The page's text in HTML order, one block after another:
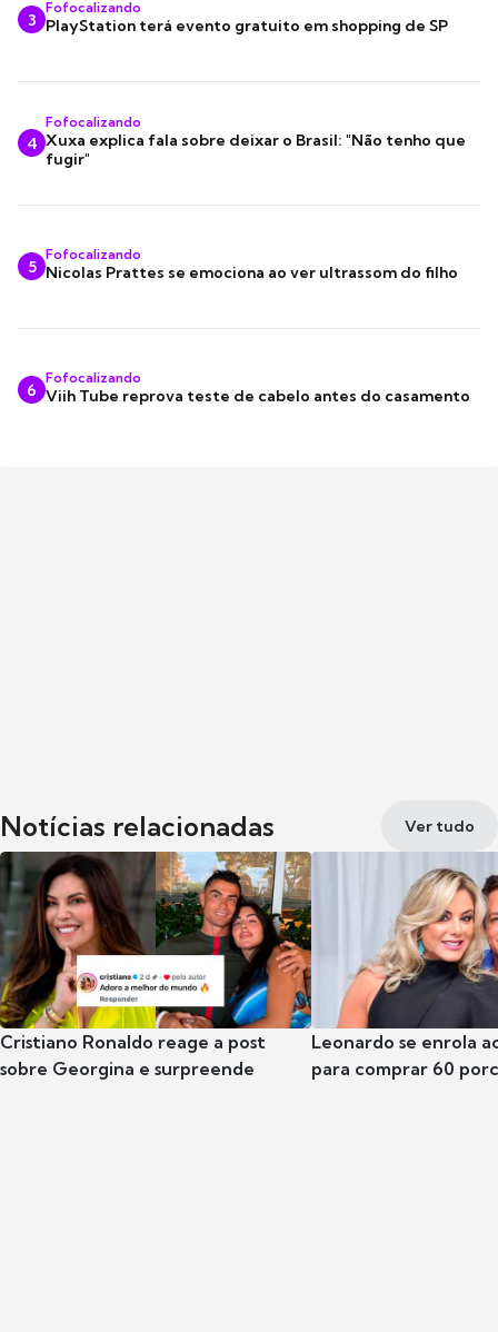
3
Fofocalizando
PlayStation terá evento gratuito em shopping de SP
4
Fofocalizando
Xuxa explica fala sobre deixar o Brasil: "Não tenho que
fugir"
5
Fofocalizando
Nicolas Prattes se emociona ao ver ultrassom do filho
6
Fofocalizando
Viih Tube reprova teste de cabelo antes do casamento
Notícias relacionadas Ver tudo
Cristiano Ronaldo reage a post
sobre Georgina e surpreende
Leonardo se enrola
para comprar 60